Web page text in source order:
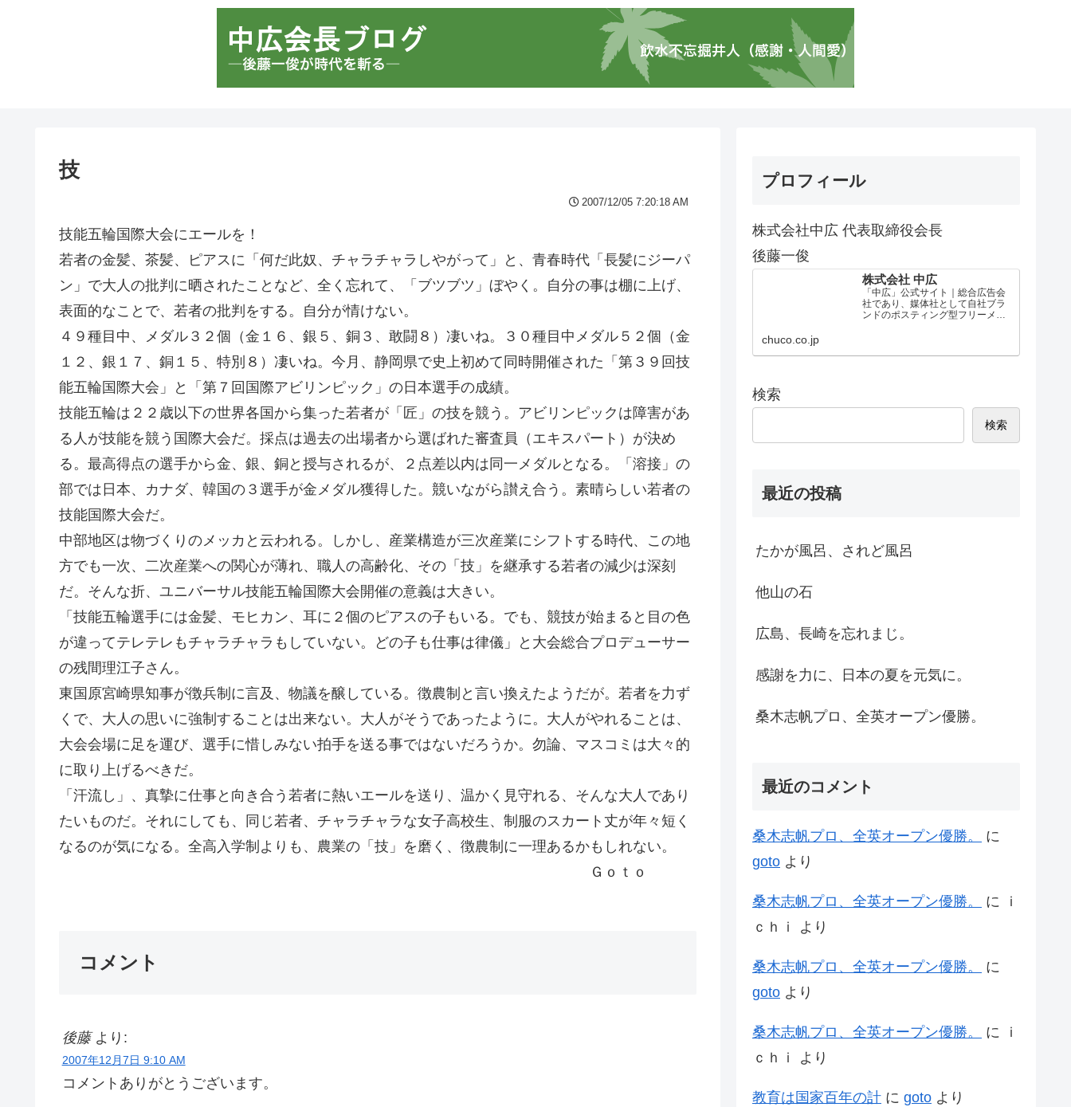
技
2007/12/05 7:20:18 AM
技能五輪国際大会にエールを！
若者の金髪、茶髪、ピアスに「何だ此奴、チャラチャラしやがって」と、青春時代「長髪にジーパ
ン」で大人の批判に晒されたことなど、全く忘れて、「ブツブツ」ぼやく。自分の事は棚に上げ、
表面的なことで、若者の批判をする。自分が情けない。
４９種目中、メダル３２個（金１６、銀５、銅３、敢闘８）凄いね。３０種目中メダル５２個（金
１２、銀１７、銅１５、特別８）凄いね。今月、静岡県で史上初めて同時開催された「第３９回技
能五輪国際大会」と「第７回国際アビリンピック」の日本選手の成績。
技能五輪は２２歳以下の世界各国から集った若者が「匠」の技を競う。アビリンピックは障害があ
る人が技能を競う国際大会だ。採点は過去の出場者から選ばれた審査員（エキスパート）が決め
る。最高得点の選手から金、銀、銅と授与されるが、２点差以内は同一メダルとなる。「溶接」の
部では日本、カナダ、韓国の３選手が金メダル獲得した。競いながら讃え合う。素晴らしい若者の
技能国際大会だ。
中部地区は物づくりのメッカと云われる。しかし、産業構造が三次産業にシフトする時代、この地
方でも一次、二次産業への関心が薄れ、職人の高齢化、その「技」を継承する若者の減少は深刻
だ。そんな折、ユニバーサル技能五輪国際大会開催の意義は大きい。
「技能五輪選手には金髪、モヒカン、耳に２個のピアスの子もいる。でも、競技が始まると目の色
が違ってテレテレもチャラチャラもしていない。どの子も仕事は律儀」と大会総合プロデューサー
の残間理江子さん。
東国原宮崎県知事が徴兵制に言及、物議を醸している。徴農制と言い換えたようだが。若者を力ず
くで、大人の思いに強制することは出来ない。大人がそうであったように。大人がやれることは、
大会会場に足を運び、選手に惜しみない拍手を送る事ではないだろうか。勿論、マスコミは大々的
に取り上げるべきだ。
「汗流し」、真摯に仕事と向き合う若者に熱いエールを送り、温かく見守れる、そんな大人であり
たいものだ。それにしても、同じ若者、チャラチャラな女子高校生、制服のスカート丈が年々短く
なるのが気になる。全高入学制よりも、農業の「技」を磨く、徴農制に一理あるかもしれない。
Ｇｏｔｏ
コメント
後藤 より:
2007年12月7日 9:10 AM
コメントありがとうございます。
プロフィール
株式会社中広 代表取締役会長
後藤一俊
株式会社 中広
「中広」公式サイト｜総合広告会
社であり、媒体社として自社ブラ
ンドのポスティング型フリーメデ
chuco.co.jp
検索
検索
最近の投稿
たかが風呂、されど風呂
他山の石
広島、長崎を忘れまじ。
感謝を力に、日本の夏を元気に。
桑木志帆プロ、全英オープン優勝。
最近のコメント
桑木志帆プロ、全英オープン優勝。
に
goto より
桑木志帆プロ、全英オープン優勝。 に
ｉ
ｃｈｉ
より
桑木志帆プロ、全英オープン優勝。
に
goto より
桑木志帆プロ、全英オープン優勝。 に
ｉ
ｃｈｉ
より
教育は国家百年の計 に goto より